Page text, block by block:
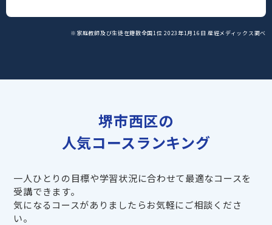
※家庭教師及び生徒在籍数全国1位 2023年1月16日 産經メディックス調べ
堺市西区の
人気コースランキング
一人ひとりの目標や学習状況に合わせて最適なコースを
受講できます。
気になるコースがありましたらお気軽にご相談くださ
い。